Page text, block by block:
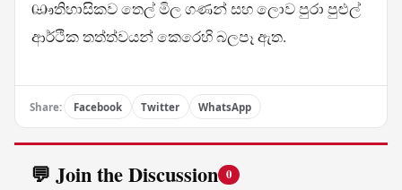
ඐතිහාසිකව තෙල් මිල ගණන් සහ ලොව පුරා පුළුල්
ආර්ථික තත්ත්වයන් කෙරෙහි බලපෑ ඇත.
Share: Facebook Twitter WhatsApp
💬 Join the Discussion 0